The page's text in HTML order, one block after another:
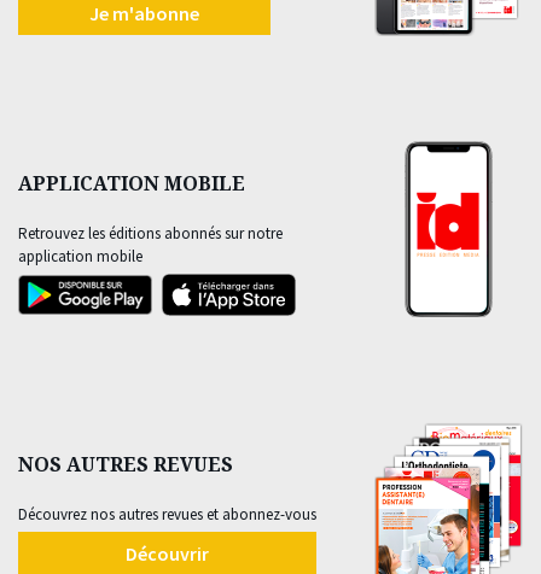
Je m'abonne
APPLICATION MOBILE
Retrouvez les éditions abonnés sur notre
application mobile
NOS AUTRES REVUES
Découvrez nos autres revues et abonnez-vous
Découvrir